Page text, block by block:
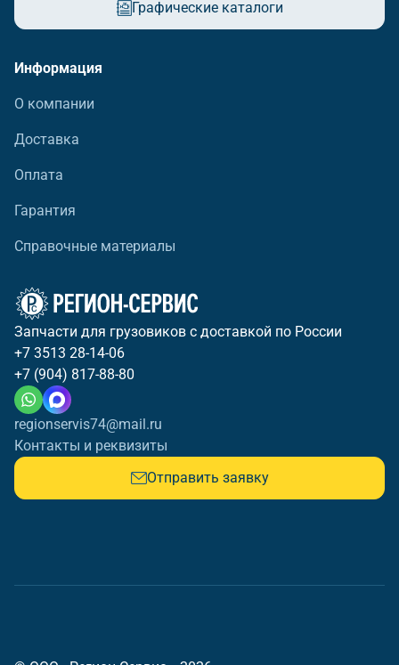
Графические каталоги
Информация
О компании
Доставка
Оплата
Гарантия
Справочные материалы
Запчасти для грузовиков с доставкой по России
+7 3513 28-14-06
+7 (904) 817-88-80
regionservis74@mail.ru
Контакты и реквизиты
Отправить заявку